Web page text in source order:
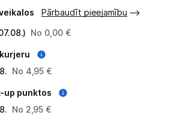
datori un piederumi
skaļruņi
Pārbaudīt pieejamību
No 0,00 €
No 4,95 €
up punktos
No 2,95 €